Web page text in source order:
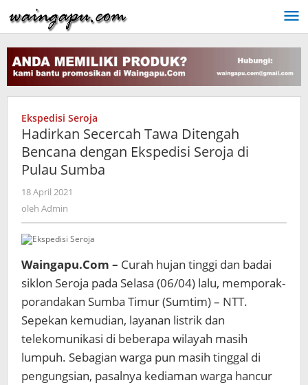
ke
konten
Ekspedisi Seroja
Hadirkan Secercah Tawa Ditengah
Bencana dengan Ekspedisi Seroja di
Pulau Sumba
18 April 2021
oleh Admin
Waingapu.Com – Curah hujan tinggi dan badai
siklon Seroja pada Selasa (06/04) lalu, memporak-
porandakan Sumba Timur (Sumtim) – NTT.
Sepekan kemudian, layanan listrik dan
telekomunikasi di beberapa wilayah masih
lumpuh. Sebagian warga pun masih tinggal di
pengungsian, pasalnya kediaman warga hancur